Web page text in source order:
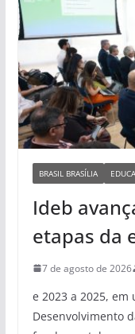
BRASIL BRASÍLIA
Ideb
etapas da
7 de agosto de 2026
e 2023 a 2025, em
Desenvolvimento